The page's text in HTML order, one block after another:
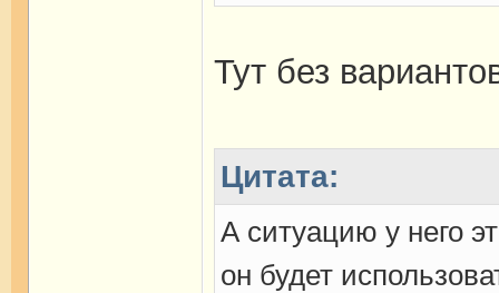
Тут без
Цитата:
А ситуацию у него
он будет